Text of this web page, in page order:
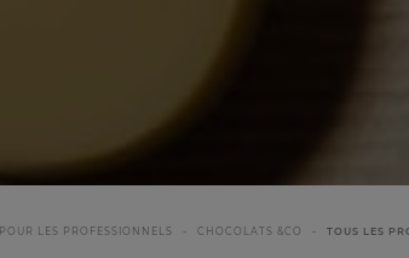
POUR LES PROFESSIONNELS CHOCOLATS &CO TOUS LES